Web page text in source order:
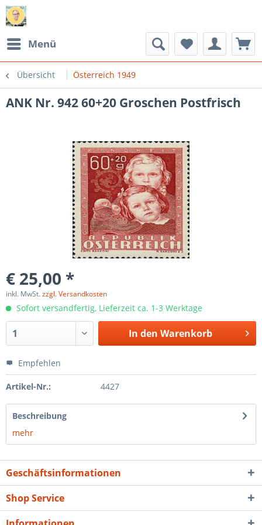
Menü
Übersicht Österreich 1949
ANK Nr. 942 60+20 Groschen Postfrisch
€ 25,00 *
inkl. MwSt.zzgl. Versandkosten
Sofort versandfertig, Lieferzeit ca. 1-3 Werktage
In den Warenkorb
Empfehlen
Artikel-Nr.: 4427
Beschreibung
mehr
Geschäftsinformationen
Shop Service